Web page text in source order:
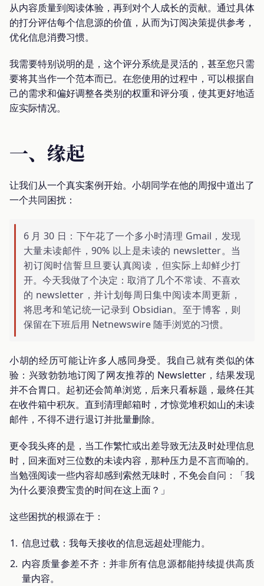
从内容质量到阅读体验，再到对个人成长的贡献。通过具体
的打分评估每个信息源的价值，从而为订阅决策提供参考，
优化信息消费习惯。
我需要特别说明的是，这个评分系统是灵活的，甚至您只需
要将其当作一个范本而已。在您使用的过程中，可以根据自
己的需求和偏好调整各类别的权重和评分项，使其更好地适
应实际情况。
一、缘起
让我们从一个真实案例开始。小胡同学在他的周报中道出了
一个共同困扰：
6 月 30 日：下午花了一个多小时清理 Gmail，发现
大量未读邮件，90% 以上是未读的 newsletter。当
初订阅时信誓旦旦要认真阅读，但实际上却鲜少打
开。今天我做了个决定：取消了几个不常读、不喜欢
的 newsletter，并计划每周日集中阅读本周更新，
将思考和笔记统一记录到 Obsidian。至于博客，则
保留在下班后用 Netnewswire 随手浏览的习惯。
小胡的经历可能让许多人感同身受。我自己就有类似的体
验：兴致勃勃地订阅了网友推荐的 Newsletter，结果发现
并不合胃口。起初还会简单浏览，后来只看标题，最终任其
在收件箱中积灰。直到清理邮箱时，才惊觉堆积如山的未读
邮件，不得不进行退订并批量删除。
更令我头疼的是，当工作繁忙或出差导致无法及时处理信息
时，回来面对三位数的未读内容，那种压力是不言而喻的。
当勉强阅读一些内容却感到索然无味时，不免会自问：「我
为什么要浪费宝贵的时间在这上面？」
这些困扰的根源在于：
信息过载：我每天接收的信息远超处理能力。
内容质量参差不齐：并非所有信息源都能持续提供高质
量内容。